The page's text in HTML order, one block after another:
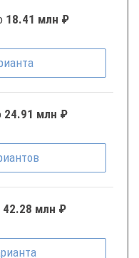
18.41 млн ₽
24.91 млн ₽
42.28 млн ₽